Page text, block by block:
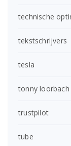
technische
tekstschrijvers
tesla
tonny loorbach
trustpilot
tube